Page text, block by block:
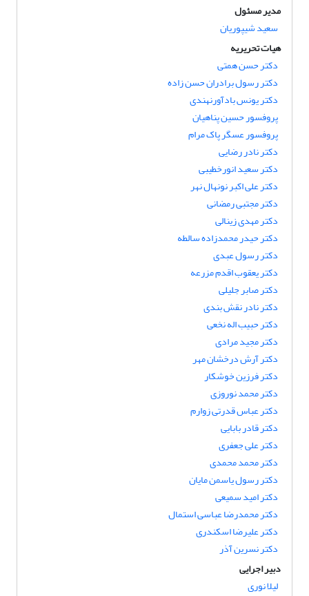
مدیر مسئول
سعید شیپوریان
هیات تحریریه
دکتر حسن همتی
دکتر رسول برادران حسن زاده
دکتر یونس بادآورنهندی
پروفسور حسین پناهیان
پروفسور عسگر پاک مرام
دکتر نادر رضایی
دکتر سعید انورخطیبی
دکتر علی اکبر نونهال نهر
دکتر مجتبی رمضانی
دکتر مهدی زینالی
دکتر حیدر محمدزاده سالطه
دکتر رسول عبدی
دکتر یعقوب اقدم مزرعه
دکتر صابر جلیلی
دکتر نادر نقش بندی
دکتر حبیب اله نخعی
دکتر مجید مرادی
دکتر آرش درخشان مهر
دکتر فرزین خوشکار
دکتر محمد نوروزی
دکتر عباس قدرتی زوارم
دکتر قادر بابایی
دکتر علی جعفری
دکتر محمد محمدی
دکتر رسول یاسمن مایان
دکتر امید سمیعی
دکتر محمدرضا عباسی استمال
دکتر علیرضا اسکندری
دکتر نسرین آذر
دبیر اجرایی
لیلا نوری